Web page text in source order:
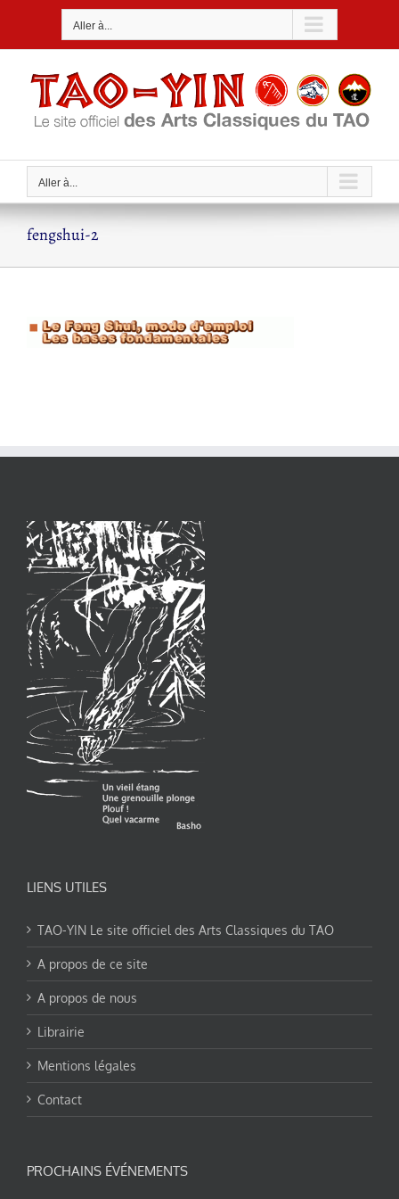
Aller à...
Aller à...
fengshui-2
LIENS UTILES
TAO-YIN Le site officiel des Arts Classiques du TAO
A propos de ce site
A propos de nous
Librairie
Mentions légales
Contact
PROCHAINS ÉVÉNEMENTS